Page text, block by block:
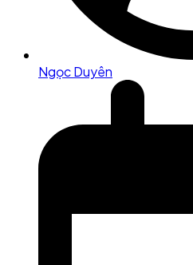
Ngọc Duyên